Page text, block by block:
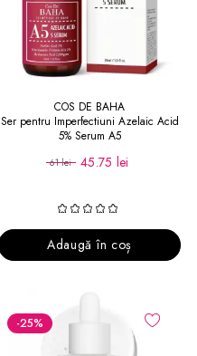
COS DE BAHA
Ser pentru Imperfectiuni Azelaic Acid
5% Serum A5
61 lei 45.75 lei
Adaugă în coș
-25%